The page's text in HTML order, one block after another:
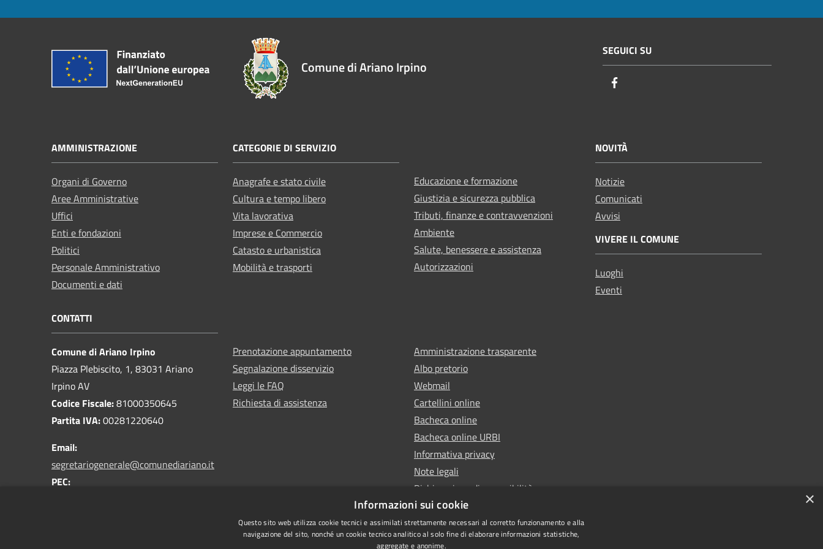
Comune di Ariano Irpino
SEGUICI SU
AMMINISTRAZIONE
Organi di Governo
Aree Amministrative
Uffici
Enti e fondazioni
Politici
Personale Amministrativo
Documenti e dati
CATEGORIE DI SERVIZIO
Anagrafe e stato civile
Cultura e tempo libero
Vita lavorativa
Imprese e Commercio
Catasto e urbanistica
Mobilità e trasporti
Educazione e formazione
Giustizia e sicurezza pubblica
Tributi, finanze e contravvenzioni
Ambiente
Salute, benessere e assistenza
Autorizzazioni
NOVITÀ
Notizie
Comunicati
Avvisi
VIVERE IL COMUNE
Luoghi
Eventi
CONTATTI
Comune di Ariano Irpino
Piazza Plebiscito, 1, 83031 Ariano
Irpino AV
Codice Fiscale:81000350645
Partita IVA:00281220640
Email:
segretariogenerale@comunediariano.it
PEC:
Prenotazione appuntamento
Segnalazione disservizio
Leggi le FAQ
Richiesta di assistenza
Amministrazione trasparente
Albo pretorio
Webmail
Cartellini online
Bacheca online
Bacheca online URBI
Informativa privacy
Note legali
Dichiarazione di accessibilità
×
Informazioni sui cookie
Questo sito web utilizza cookie tecnici e assimilati strettamente necessari al corretto funzionamento e alla
navigazione del sito, nonché un cookie tecnico analitico al solo fine di elaborare informazioni statistiche,
aggregate e anonime.